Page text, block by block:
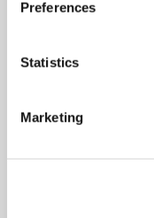
Preferences
Statistics
Marketing
infodesk@maa.nl